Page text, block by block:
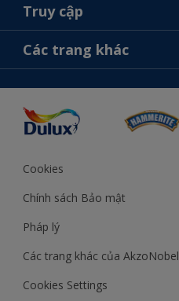
Tìm một cửa hàng
Tìm màu sắc
Chọn sản phẩm
Ý tưởng
Truy cập
Khả năng truy cập
Tính Chính Xác về Màu Sắc
Các trang khác
Cookies
Chính sách Bảo mật
Pháp lý
Các trang khác của AkzoNobel
Cookies Settings